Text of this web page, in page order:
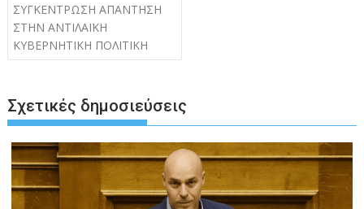
ΣΥΓΚΕΝΤΡΩΣΗ ΑΠΑΝΤΗΣΗ
ΣΤΗΝ ΑΝΤΙΛΑΪΚΗ
ΚΥΒΕΡΝΗΤΙΚΗ ΠΟΛΙΤΙΚΗ
Σχετικές δημοσιεύσεις